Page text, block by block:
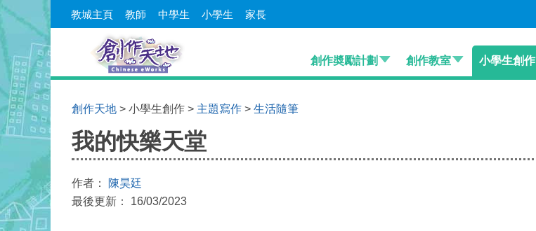
教城主頁 教師 中學生 小學生 家長
創作奬勵計劃 創作教室 小學生創作
創作天地 > 小學生創作 > 主題寫作 > 生活隨筆
我的快樂天堂
作者：
陳昊廷
最後更新： 16/03/2023